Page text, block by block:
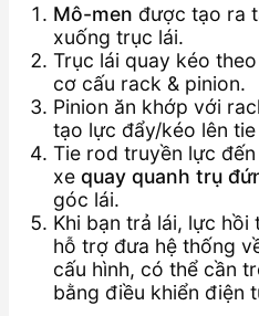
Mô-men được tạo ra
xuống trục lái.
Trục lái quay kéo theo
cơ cấu rack & pinion.
Pinion ăn khớp với
tạo lực đẩy/kéo lên
Tie rod truyền lực
xe quay quanh trụ
góc lái.
Khi bạn trả lái, lực
hỗ trợ đưa hệ thống
cấu hình, có thể cần
bằng điều khiển điện